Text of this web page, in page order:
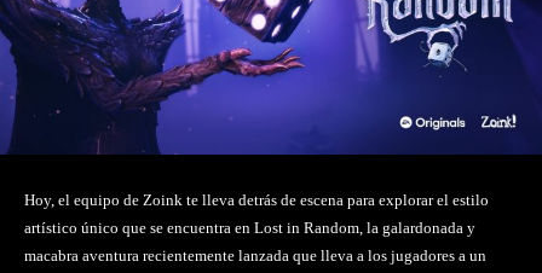
Hoy, el equipo de Zoink te lleva detrás de escena para explorar el estilo
artístico único que se encuentra en Lost in Random, la galardonada y
macabra aventura recientemente lanzada que lleva a los jugadores a un